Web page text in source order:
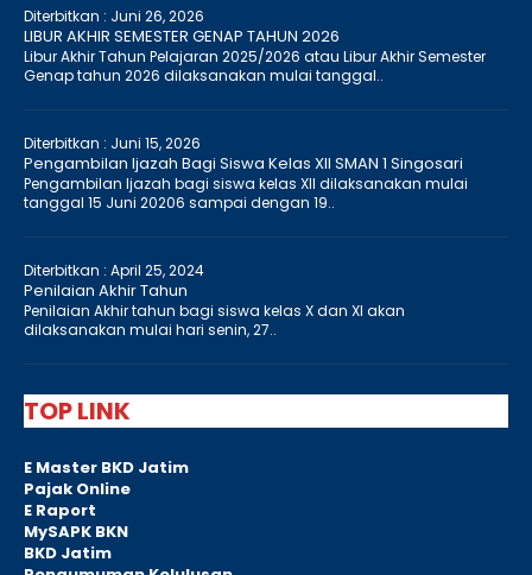
Diterbitkan : Juni 26, 2026
LIBUR AKHIR SEMESTER GENAP TAHUN 2026
Libur Akhir Tahun Pelajaran 2025/2026 atau Libur Akhir Semester
Genap tahun 2026 dilaksanakan mulai tanggal..
Diterbitkan : Juni 15, 2026
Pengambilan Ijazah Bagi Siswa Kelas XII SMAN 1 Singosari
Pengambilan Ijazah bagi siswa kelas XII dilaksanakan mulai
tanggal 15 Juni 20206 sampai dengan 19..
Diterbitkan : April 25, 2024
Penilaian Akhir Tahun
Penilaian Akhir tahun bagi siswa kelas X dan XI akan
dilaksanakan mulai hari senin, 27..
TOP LINK
E Master BKD Jatim
Pajak Online
E Raport
MySAPK BKN
BKD Jatim